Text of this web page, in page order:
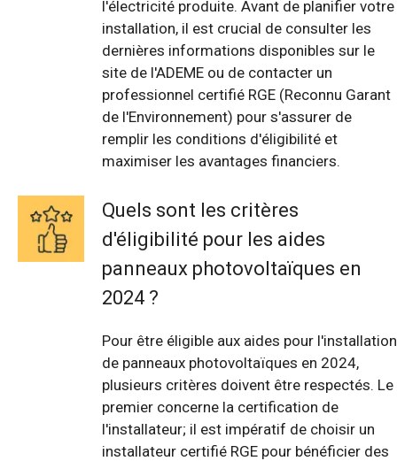
l'électricité produite. Avant de planifier votre
installation, il est crucial de consulter les
dernières informations disponibles sur le
site de l'ADEME ou de contacter un
professionnel certifié RGE (Reconnu Garant
de l'Environnement) pour s'assurer de
remplir les conditions d'éligibilité et
maximiser les avantages financiers.
Quels sont les critères
d'éligibilité pour les aides
panneaux photovoltaïques en
2024 ?
Pour être éligible aux aides pour l'installation
de panneaux photovoltaïques en 2024,
plusieurs critères doivent être respectés. Le
premier concerne la certification de
l'installateur; il est impératif de choisir un
installateur certifié RGE pour bénéficier des